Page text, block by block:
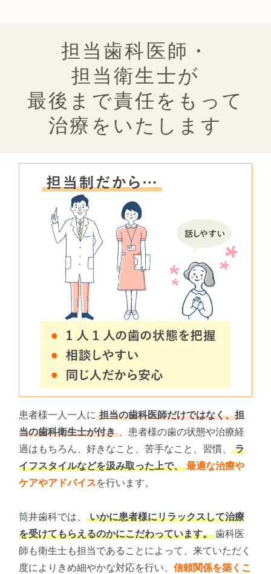
担当歯科医師・
担当衛生士が
最後まで責任をもって
治療をいたします
患者様一人一人に 担当の歯科医師だけではなく、担
当の歯科衛生士が付き
、患者様の歯の状態や治療経
過はもちろん、好きなこと、苦手なこと、習慣、
ラ
イフスタイルなどを汲み取った上で、 最適な治療や
ケアやアドバイスを行います。
筒井歯科では、
いかに患者様にリラックスして治療
を受けてもらえるのかにこだわっています。 歯科医
師も衛生士も担当であることによって、来ていただく
度によりきめ細やかな対応を行い、 信頼関係を築くこ